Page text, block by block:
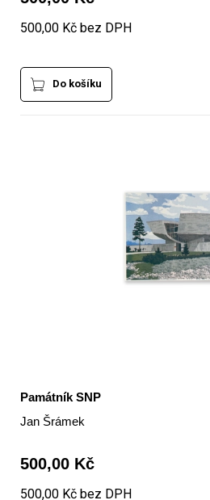
500,00 Kč bez DPH
Do košíku
Památník SNP
Jan Šrámek
500,00 Kč
500,00 Kč bez DPH